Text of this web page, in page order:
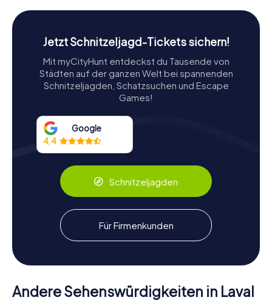
ausschließlich der naiven Kunst widmete.
Entdeckung der Sammlungen
Die Sammlungen des Museums sind ein lebendiges
Geflecht der Kreativität, unterteilt in fünf verschiedene
Bereiche. Beim Durchstreifen der Hallen begegnet ihr
zunächst den modernen Primitiven, einem Begriff, den der
wie Henri Rousseau, Séraphine de Senlis und André
Bauchant zu beschreiben. Diese Pioniere, die von Uhde
entdeckt oder unterstützt wurden, legten den
Im nächsten Abschnitt, Naïfs in all ihren Formen, entdeckt
ihr, wie naive Künstler Inspiration aus traditionellen
Kunstformen ziehen. Trotz ihrer Abkehr von
akademischen Techniken interpretieren sie Themen und
Motive aus klassischen Gemälden geschickt neu. Von
historischen und religiösen Erzählungen bis hin zu
Alltagsszenen, Porträts und fantastischen Landschaften
zeigt dieser Bereich die vielfältige Bandbreite der naiven
Jetzt Schnitzeljagd-Tickets sichern!
Mit myCityHunt entdeckst du Tausende von
Städten auf der ganzen Welt bei spannenden
Schnitzeljagden, Schatzsuchen und Escape
Games!
Google
4,4
Schnitzeljagden
Für Firmenkunden
Andere Sehenswürdigkeiten in Laval